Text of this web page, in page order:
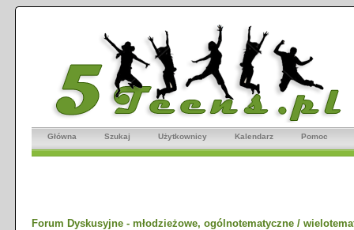
Główna Szukaj Użytkownicy Kalendarz Pomoc
Forum Dyskusyjne - młodzieżowe, ogólnotematyczne /